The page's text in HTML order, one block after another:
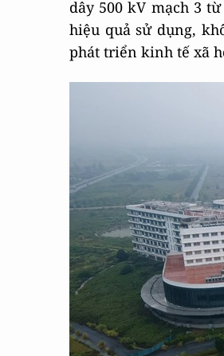
dây 500 kV mạch 3
hiệu quả sử dụng,
phát triển kinh tế xã